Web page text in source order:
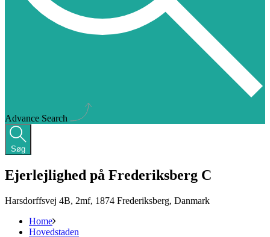
Advance Search
Søg
Ejerlejlighed på Frederiksberg C
Harsdorffsvej 4B, 2mf, 1874 Frederiksberg, Danmark
Home
Hovedstaden